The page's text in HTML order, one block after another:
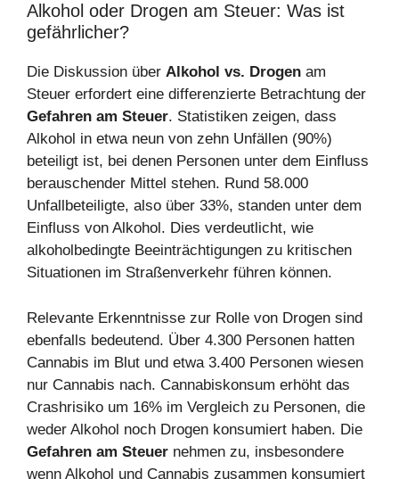
Alkohol oder Drogen am Steuer: Was ist
gefährlicher?
Die Diskussion über Alkohol vs. Drogen am
Steuer erfordert eine differenzierte Betrachtung der
Gefahren am Steuer. Statistiken zeigen, dass
Alkohol in etwa neun von zehn Unfällen (90%)
beteiligt ist, bei denen Personen unter dem Einfluss
berauschender Mittel stehen. Rund 58.000
Unfallbeteiligte, also über 33%, standen unter dem
Einfluss von Alkohol. Dies verdeutlicht, wie
alkoholbedingte Beeinträchtigungen zu kritischen
Situationen im Straßenverkehr führen können.
Relevante Erkenntnisse zur Rolle von Drogen sind
ebenfalls bedeutend. Über 4.300 Personen hatten
Cannabis im Blut und etwa 3.400 Personen wiesen
nur Cannabis nach. Cannabiskonsum erhöht das
Crashrisiko um 16% im Vergleich zu Personen, die
weder Alkohol noch Drogen konsumiert haben. Die
Gefahren am Steuer nehmen zu, insbesondere
wenn Alkohol und Cannabis zusammen konsumiert